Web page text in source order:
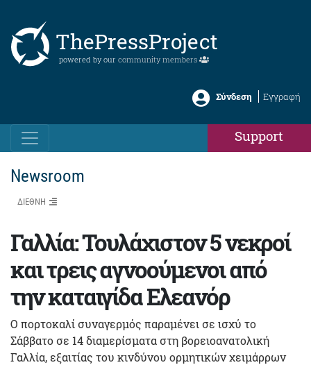
ThePressProject
powered by our community members
Σύνδεση Εγγραφή
Support
Newsroom
ΔΙΕΘΝΗ
Γαλλία: Τουλάχιστον 5 νεκροί
και τρεις αγνοούμενοι από
την καταιγίδα Ελεανόρ
Ο πορτοκαλί συναγερμός παραμένει σε ισχύ το
Σάββατο σε 14 διαμερίσματα στη βορειοανατολική
Γαλλία, εξαιτίας του κινδύνου ορμητικών χειμάρρων